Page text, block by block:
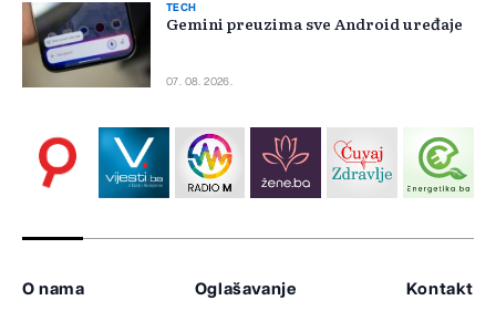
TECH
Gemini preuzima sve Android uređaje
07. 08. 2026.
O nama Oglašavanje Kontakt